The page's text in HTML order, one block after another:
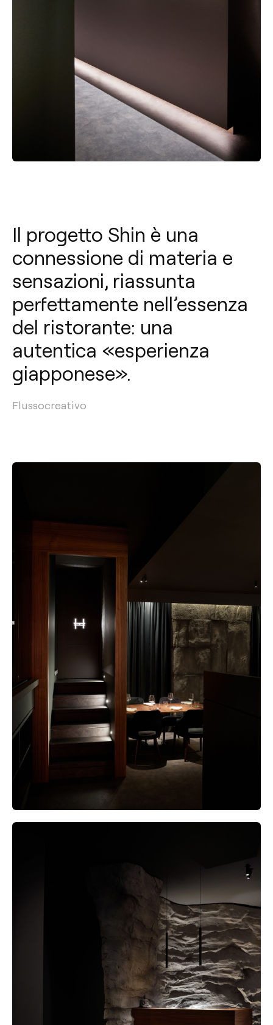
Il progetto Shin è una
connessione di materia e
sensazioni, riassunta
perfettamente nell’essenza
del ristorante: una
autentica «esperienza
giapponese».
Flussocreativo